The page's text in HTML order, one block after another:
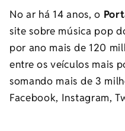
No ar há 14 anos, o
site sobre música pop
por ano mais de 120
entre os veículos mais
somando mais de 3
Facebook, Instagram,